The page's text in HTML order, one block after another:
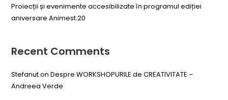
Proiecții și evenimente accesibilizate în programul ediției
aniversare Animest.20
Recent Comments
StefanutonDespre WORKSHOPURILE de CREATIVITATE –
Andreea Verde